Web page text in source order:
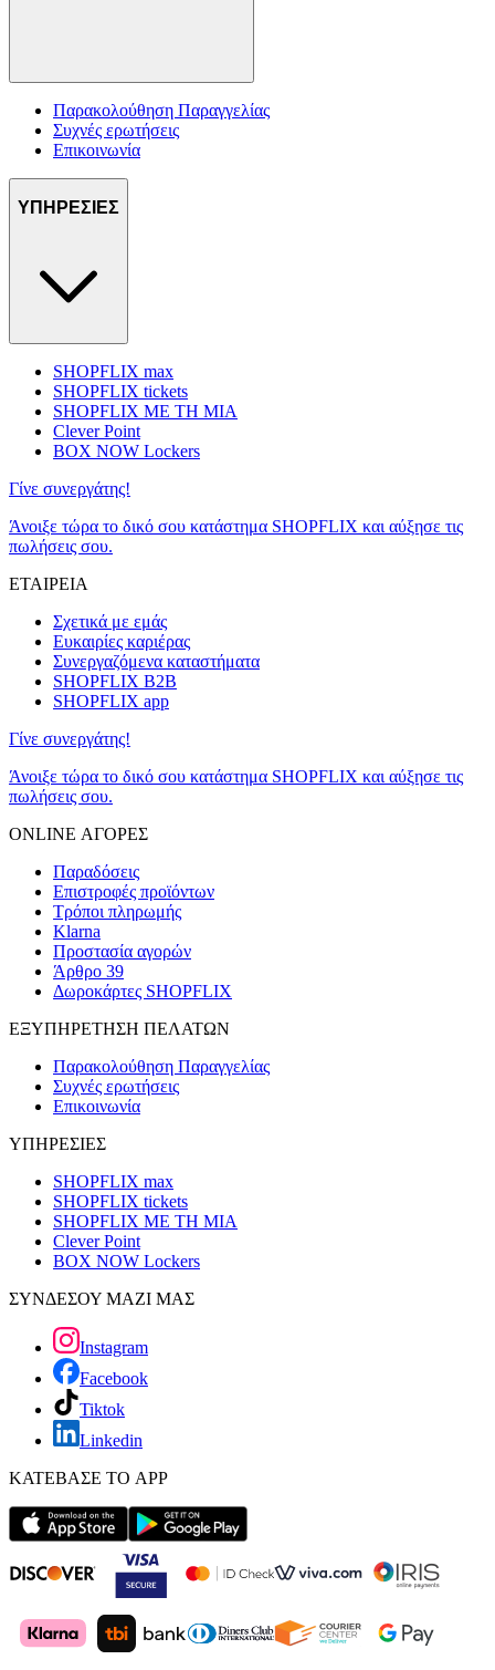
Παρακολούθηση Παραγγελίας
Συχνές ερωτήσεις
Επικοινωνία
ΥΠΗΡΕΣΙΕΣ
SHOPFLIX max
SHOPFLIX tickets
SHOPFLIX ΜΕ ΤΗ ΜΙΑ
Clever Point
BOX NOW Lockers
Γίνε συνεργάτης!
Άνοιξε τώρα το δικό σου κατάστημα SHOPFLIX και αύξησε τις
πωλήσεις σου.
ΕΤΑΙΡΕΙΑ
Σχετικά με εμάς
Ευκαιρίες καριέρας
Συνεργαζόμενα καταστήματα
SHOPFLIX B2B
SHOPFLIX app
Γίνε συνεργάτης!
Άνοιξε τώρα το δικό σου κατάστημα SHOPFLIX και αύξησε τις
πωλήσεις σου.
ONLINE ΑΓΟΡΕΣ
Παραδόσεις
Επιστροφές προϊόντων
Τρόποι πληρωμής
Klarna
Προστασία αγορών
Άρθρο 39
Δωροκάρτες SHOPFLIX
ΕΞΥΠΗΡΕΤΗΣΗ ΠΕΛΑΤΩΝ
Παρακολούθηση Παραγγελίας
Συχνές ερωτήσεις
Επικοινωνία
ΥΠΗΡΕΣΙΕΣ
SHOPFLIX max
SHOPFLIX tickets
SHOPFLIX ΜΕ ΤΗ ΜΙΑ
Clever Point
BOX NOW Lockers
ΣΥΝΔΕΣΟΥ ΜΑΖΙ ΜΑΣ
Instagram
Facebook
Tiktok
Linkedin
ΚΑΤΕΒΑΣΕ ΤΟ APP